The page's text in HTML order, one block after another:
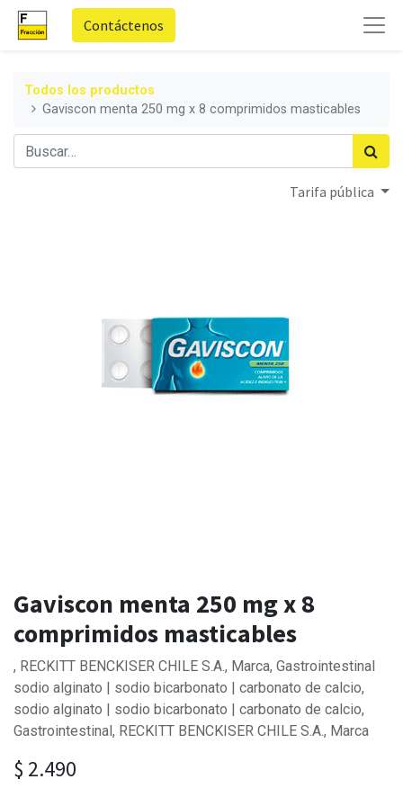
Contáctenos
Todos los productos
Gaviscon menta 250 mg x 8 comprimidos masticables
Tarifa pública
Gaviscon menta 250 mg x 8
comprimidos masticables
, RECKITT BENCKISER CHILE S.A., Marca, Gastrointestinal
sodio alginato | sodio bicarbonato | carbonato de calcio,
sodio alginato | sodio bicarbonato | carbonato de calcio,
Gastrointestinal, RECKITT BENCKISER CHILE S.A., Marca
$ 2.490